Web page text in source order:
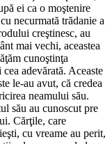
ei ca o moştenire
necurmată trădanie a
creştinesc, au
mai vechi, aceastea
cunoştinţa
adevărată. Aceaste
le-au avut, că credea
neamului său.
său au cunoscut pre
Cărţile, care
cu vreame au perit,